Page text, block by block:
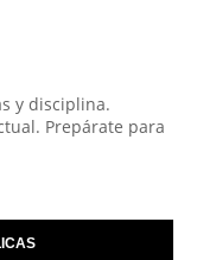
y disciplina.
Prepárate para